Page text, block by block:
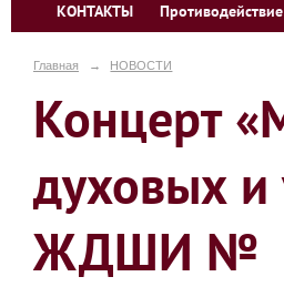
КОНТАКТЫ
Главная → НОВОСТИ
Концерт
духовых и
ЖДШИ №